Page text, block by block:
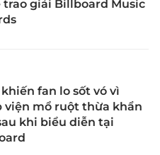
trao giải Billboard Music
khiến fan lo sốt vó vì
viện mổ ruột thừa khẩn
khi biểu diễn tại